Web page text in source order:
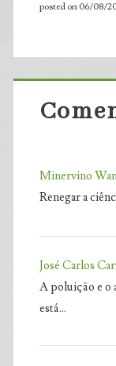
posted on 06/08/
Minervino
Renegar a
José Carlos
A poluição e o
está…